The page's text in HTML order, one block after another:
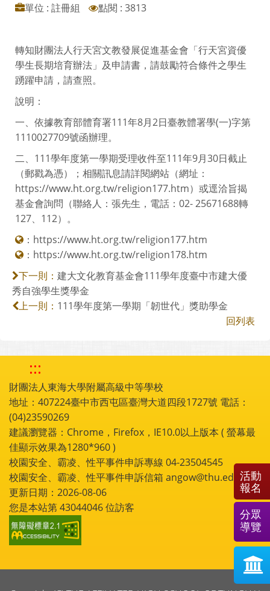
單位 : 註冊組
點閱 : 3813
轉知財團法人行天宮文教發展促進基金會「行天宮資優
學生長期培育辦法」及申請書，請鼓勵符合條件之學生
踴躍申請，請查照。
說明：
一、依據教育部體育署111年8月2日臺教體署學(一)字第
1110027709號函辦理。
二、111學年度第一學期受理收件至111年9月30日截止
（郵戳為憑）；相關訊息請詳閱網站（網址：
https://www.ht.org.tw/religion177.htm）或逕洽旨揭
基金會詢問（聯絡人：張先生，電話：02- 25671688轉
127、112）。
： https://www.ht.org.tw/religion177.htm
： https://www.ht.org.tw/religion178.htm
下一則： 建大文化教育基金會111學年度臺中市建大優
秀自強學生獎學金
上一則： 111學年度第一學期「韌世代」獎助學金
回列表
:::
財團法人東海大學附屬高級中等學校
地址：407224臺中市西屯區臺灣大道四段1727號 電話：
(04)23590269
建議瀏覽器：Chrome，Firefox，IE10.0以上版本 ( 螢幕最
佳顯示效果為1280*960 )
校園安全、霸凌、性平事件申訴專線 04-23504545
校園安全、霸凌、性平事件申訴信箱 angow@thu.edu.tw
更新日期：2026-08-06
您是本站第43044046位訪客
活動
報名
分眾
導覽